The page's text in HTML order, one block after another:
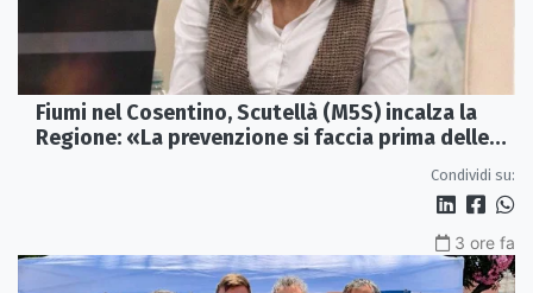
Fiumi nel Cosentino, Scutellà (M5S) incalza la
Regione: «La prevenzione si faccia prima delle
Condividi su:
3 ore fa